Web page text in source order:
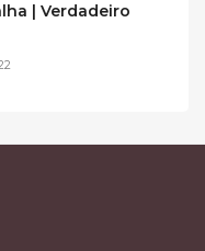
| Verdadeiro